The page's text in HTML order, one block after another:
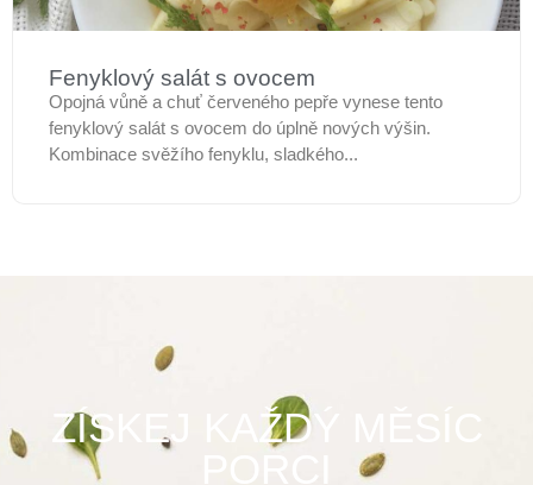
Fenyklový salát s ovocem
Opojná vůně a chuť červeného pepře vynese tento
fenyklový salát s ovocem do úplně nových výšin.
Kombinace svěžího fenyklu, sladkého...
ZÍSKEJ KAŽDÝ MĚSÍC